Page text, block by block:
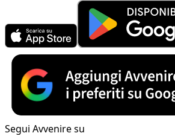
Segui Avvenire su